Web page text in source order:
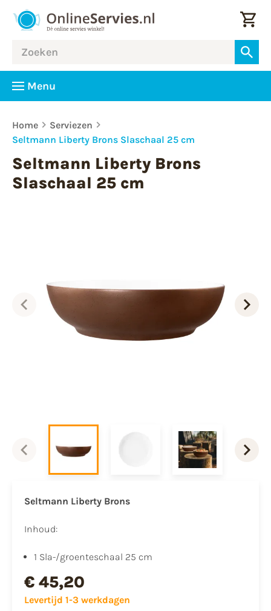
Menu
Home
Serviezen
Seltmann Liberty Brons Slaschaal 25 cm
Seltmann Liberty Brons
Slaschaal 25 cm
Seltmann Liberty Brons
Inhoud:
1 Sla-/groenteschaal 25 cm
€ 45,20
Levertijd 1-3 werkdagen